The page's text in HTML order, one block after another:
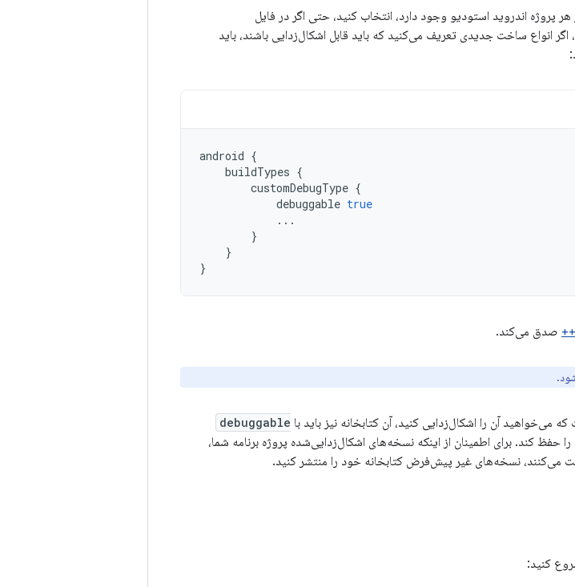
اگر انواع ساخت جدیدی تعریف می‌کنید که باید قابل اشکال‌زدایی باشند، باید
android {
buildTypes {
customDebugType {
debuggable true
...
}
}
}
صدق می‌کند.
می‌خواهید آن را اشکال‌زدایی کنید، آن کتابخانه نیز باید با debuggable
حفظ کند. برای اطمینان از اینکه نسخه‌های اشکال‌زدایی‌شده پروژه برنامه شما،
می‌کنند، نسخه‌های غیر پیش‌فرض کتابخانه خود را منتشر کنید.
کنید: